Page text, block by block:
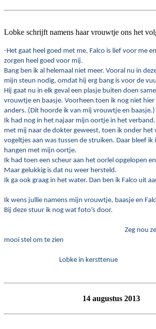
Lobke schrijft namens haar vrouwtje ons het
-Het gaat heel goed met me. Falco is lief voor me
zorgen heel goed voor mij.
Bang ben ik al helemaal niet meer. Vooral nu in
mijn steun nodig, omdat hij erg bang is voor de
Hij gaat nu in elk geval een plasje buiten doen
vrouwtje en baasje. Voorheen toen ik nog niet
anders. (Dit hoorde ik van mij vrouwtje en baasje.)
Ik had nog in het najaar mijn oortje in het
met mij naar de dokter geweest, toen ik onder het
vogeltjes aan was tussen de struiken. Daar bleef ik
hangen met mijn oortje.
Ik had toen een scheur aan het oorlel opgelopen
Maar gelukkig is dat nu weer hersteld.
Ik ga ook graag in het water. Dan ben ik Falco uit
Ik wens jullie namens mijn vrouwtje, baasje en
Bij deze stuur ik nog wat foto’s door.
Zeg nou zelf dat is
mooi stel om te zien
Lobke in kersttenue
14 augustus 2013